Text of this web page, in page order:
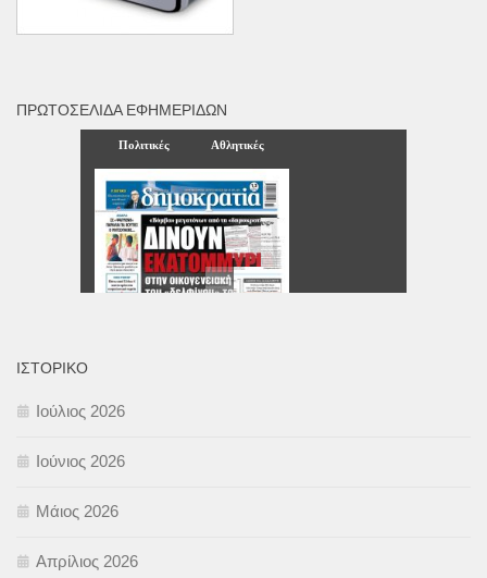
ΠΡΩΤΟΣΈΛΙΔΑ ΕΦΗΜΕΡΊΔΩΝ
ΙΣΤΟΡΙΚΌ
Ιούλιος 2026
Ιούνιος 2026
Μάιος 2026
Απρίλιος 2026